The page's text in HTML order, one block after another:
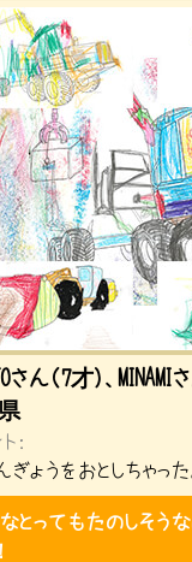
さん（7才）、
：
ぎょうをおとしちゃっ
とってもたのしそう